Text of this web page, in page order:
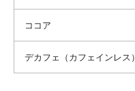
ココア
デカフェ（カフェインレス）